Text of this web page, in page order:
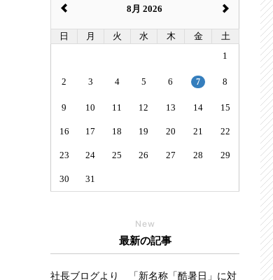
8月 2026
日 月 火 水 木 金
土
1
2 3 4 5 6 7 8
9 10 11 12 13 14 15
16 17 18 19 20 21 22
23 24 25 26 27 28 29
30 31
New
最新の記事
社長ブログより 「新名称「酷暑日」に対